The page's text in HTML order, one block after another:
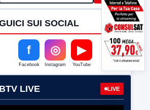
SUI SOCIAL
f
Facebook
◎
Instagram
▶
YouTube
LIVE LIVE